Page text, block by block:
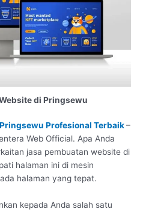
di Pringsewu
Profesional Terbaik–
Web Official. Apa Anda
jasa pembuatan website di
halaman ini di mesin
halaman yang tepat.
kepada Anda salah satu